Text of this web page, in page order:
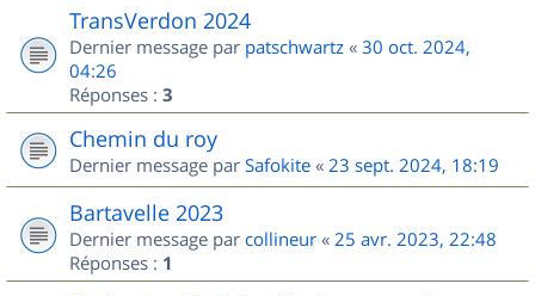
TransVerdon 2024
Dernier message par patschwartz « 30 oct. 2024,
04:26
Réponses : 3
Chemin du roy
Dernier message par Safokite « 23 sept. 2024, 18:19
Bartavelle 2023
Dernier message par collineur « 25 avr. 2023, 22:48
Réponses : 1